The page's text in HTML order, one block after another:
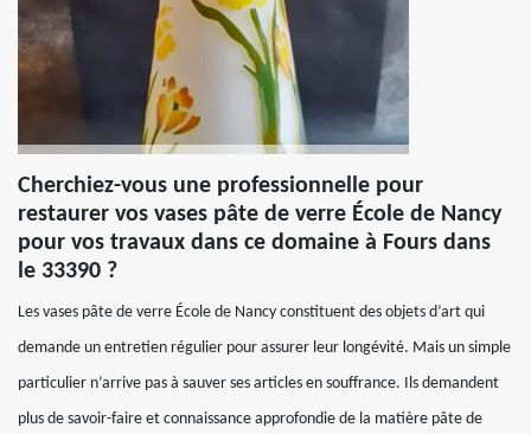
Cherchiez-vous une professionnelle pour
restaurer vos vases pâte de verre École de Nancy
pour vos travaux dans ce domaine à Fours dans
le 33390 ?
Les vases pâte de verre École de Nancy constituent des objets d’art qui
demande un entretien régulier pour assurer leur longévité. Mais un simple
particulier n’arrive pas à sauver ses articles en souffrance. Ils demandent
plus de savoir-faire et connaissance approfondie de la matière pâte de